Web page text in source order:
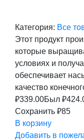
Категория: Все
Этот продукт
которые
условиях и
обеспечивает
качество
₽339.00Был ₽
Сохранить ₽85
В корзину
Добавить в